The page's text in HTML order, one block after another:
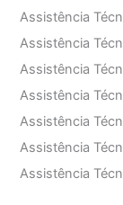
Assistência
Assistência
Assistência
Assistência
Assistência
Assistência
Assistência